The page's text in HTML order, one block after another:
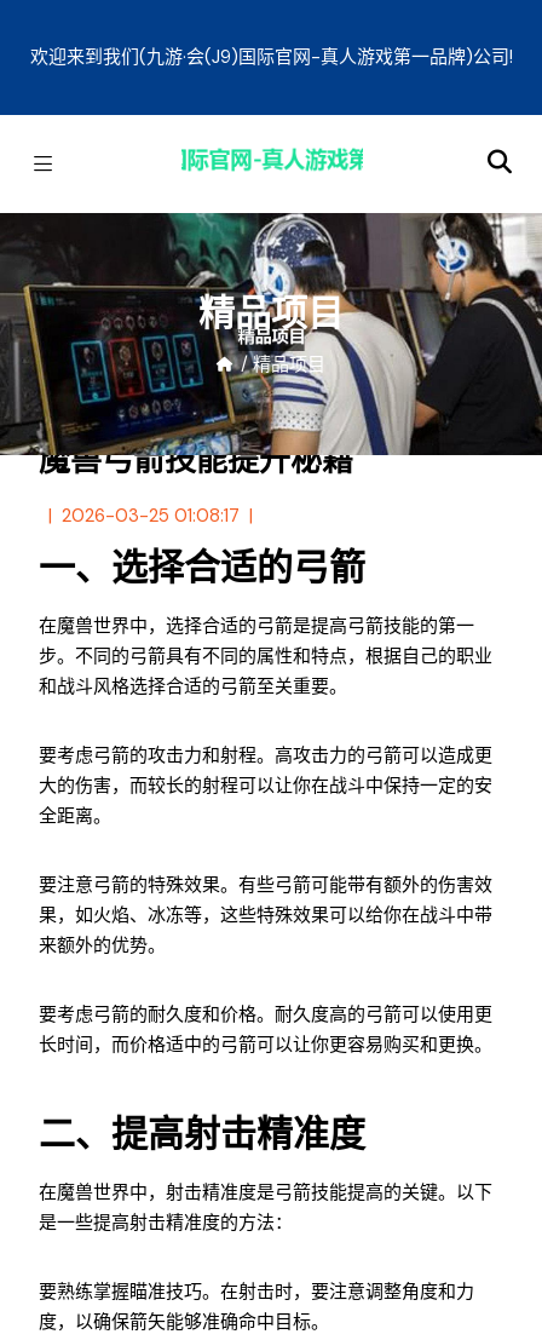
欢迎来到我们(九游·会(J9)国际官网-真人游戏第一品牌)公司!
精品项目
/ 精品项目
魔兽弓箭技能提升秘籍
2026-03-25 01:08:17
一、选择合适的弓箭
在魔兽世界中，选择合适的弓箭是提高弓箭技能的第一
步。不同的弓箭具有不同的属性和特点，根据自己的职业
和战斗风格选择合适的弓箭至关重要。
要考虑弓箭的攻击力和射程。高攻击力的弓箭可以造成更
大的伤害，而较长的射程可以让你在战斗中保持一定的安
全距离。
要注意弓箭的特殊效果。有些弓箭可能带有额外的伤害效
果，如火焰、冰冻等，这些特殊效果可以给你在战斗中带
来额外的优势。
要考虑弓箭的耐久度和价格。耐久度高的弓箭可以使用更
长时间，而价格适中的弓箭可以让你更容易购买和更换。
二、提高射击精准度
在魔兽世界中，射击精准度是弓箭技能提高的关键。以下
是一些提高射击精准度的方法：
要熟练掌握瞄准技巧。在射击时，要注意调整角度和力
度，以确保箭矢能够准确命中目标。